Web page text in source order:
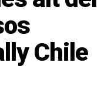
Chile